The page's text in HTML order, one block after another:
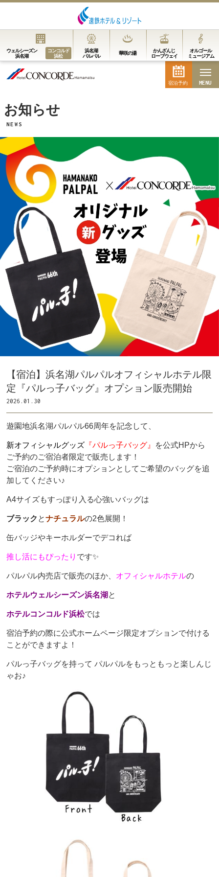
ウェルシーズン
浜名湖
コンコルド
浜松
浜名湖
パルパル
華咲の湯
かんざんじ
ロープウェイ
オルゴール
ミュージアム
宿泊予約
宿泊予約 MENU
お知らせ
NEWS
【宿泊】浜名湖パルパルオフィシャルホテル限
定『パルっ子バッグ』オプション販売開始
2026.01.30
遊園地浜名湖パルパル66周年を記念して、
新オフィシャルグッズ 『パルっ子バッグ』
を公式HPから
ご予約のご宿泊者限定で販売します！
ご宿泊のご予約時にオプションとしてご希望のバッグを追
加してください♪
A4サイズもすっぽり入る心強いバッグは
ブラック とナチュラルの2色展開！
缶バッジやキーホルダーでデコれば
推し活にもぴったり です✨
パルパル内売店で販売のほか、 オフィシャルホテルの
ホテルウェルシーズン浜名湖 と
ホテルコンコルド浜松では
宿泊予約の際に公式ホームページ限定オプションで付ける
ことができますよ！
パルっ子バッグを持って パルパルをもっともっと楽しんじ
ゃお♪